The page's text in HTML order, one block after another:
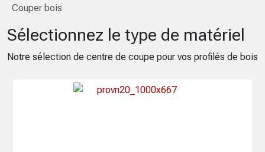
Couper bois
Sélectionnez le type de matériel
Notre sélection de centre de coupe pour vos profilés de bois